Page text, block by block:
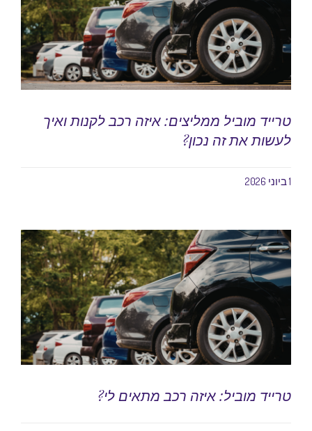
טרייד מוביל ממליצים: איזה רכב לקנות ואיך
לעשות את זה נכון?
טרייד מוביל: איזה רכב מתאים לי?